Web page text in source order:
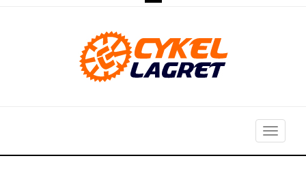
Toggle
navigation